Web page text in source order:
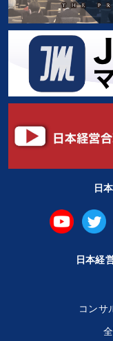
日
日本経
コンサ